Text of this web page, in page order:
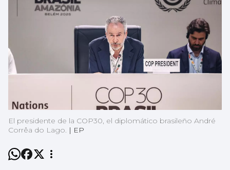
El presidente de la COP30, el diplomático brasileño André
Corrêa do Lago. | EP